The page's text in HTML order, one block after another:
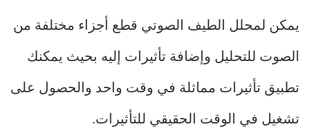
يمكن لمحلل الطيف الصوتي قطع أجزاء مختلفة من
الصوت للتحليل وإضافة تأثيرات إليه بحيث يمكنك
تطبيق تأثيرات مماثلة في وقت واحد والحصول على
تشغيل في الوقت الحقيقي للتأثيرات.